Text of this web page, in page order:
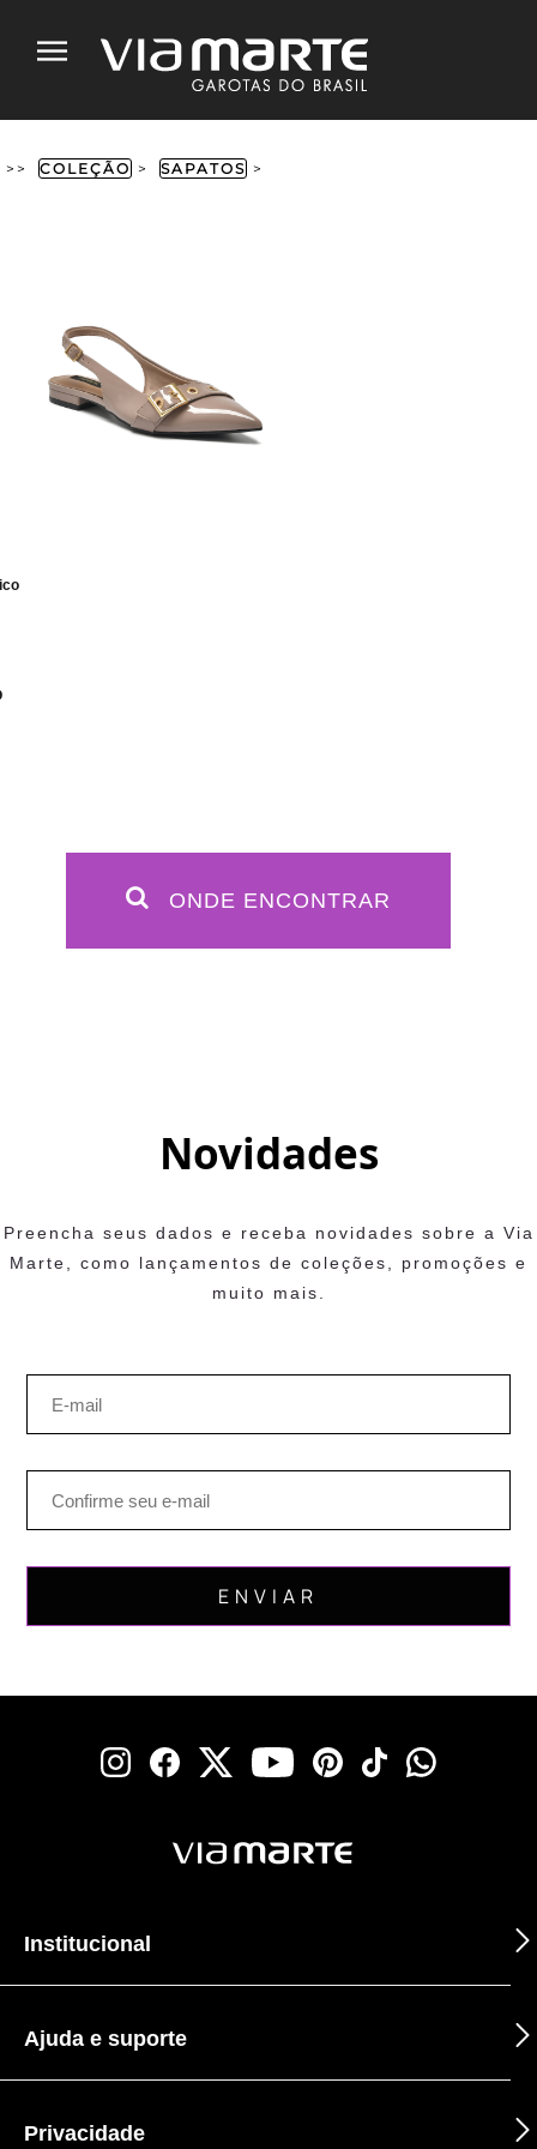
>> COLEÇÃO > SAPATOS >
ONDE ENCONTRAR
Novidades
Preencha seus dados e receba novidades sobre a Via
Marte, como lançamentos de coleções, promoções e
muito mais.
Institucional
Ajuda e suporte
Privacidade